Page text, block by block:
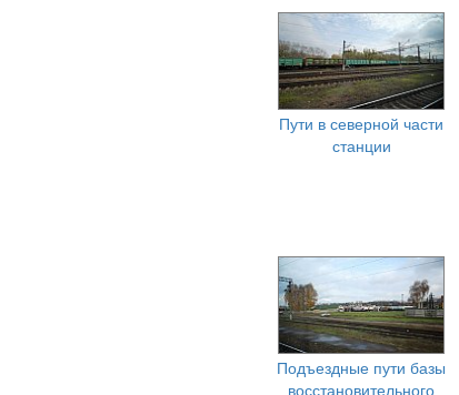
Пути в северной части
станции
Подъездные пути базы
восстановительного